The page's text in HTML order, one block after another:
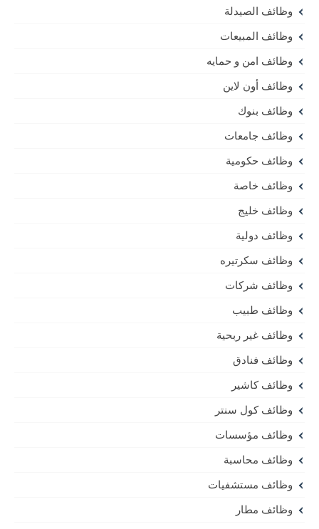
وظائف الصيدلة
وظائف المبيعات
وظائف امن و حمايه
وظائف أون لاين
وظائف بنوك
وظائف جامعات
وظائف حكومية
وظائف خاصة
وظائف خليج
وظائف دولية
وظائف سكرتيره
وظائف شركات
وظائف طبيب
وظائف غير ربحية
وظائف فنادق
وظائف كاشير
وظائف كول سنتر
وظائف مؤسسات
وظائف محاسبة
وظائف مستشفيات
وظائف مطار